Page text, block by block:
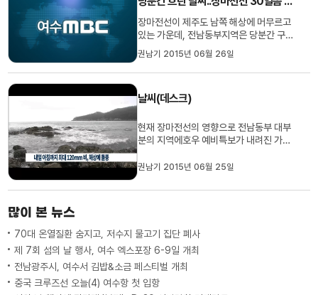
벽까지 소나기가 조금 지나겠지만, 내일 이
른 아침부터 차차 맑은 하늘...
장마전선이 제주도 남쪽 해상에 머무르고
있는 가운데, 전남동부지역은 당분간 구름
많고 흐린 날씨가 이어지겠습니다. 주말인
내일(26)은 대체로 흐리다 낮부터 구름 많
겠고 일부 내륙지역은 대기가 불안정해지
겠습니다. 내일 아침 최저기온은 17도에서
권남기 2015년 06월 26일
날씨(데스크)
현재 장마전선의 영향으로 전남동부 대부
분의 지역에호우 예비특보가 내려진 가운
돼 내일(26) 오전까지 많은 비가 오겠습니
전남 남해안은 최대 120mm 이상 내리겠
권남기 2015년 06월 25일
많이 본 뉴스
70대 온열질환 숨지고, 저수지 물고기 집단 폐사
제 7회 섬의 날 행사, 여수 엑스포장 6-9일 개최
전남광주시, 여수서 김밥&소금 페스티벌 개최
중국 크루즈선 오늘(4) 여수항 첫 입항